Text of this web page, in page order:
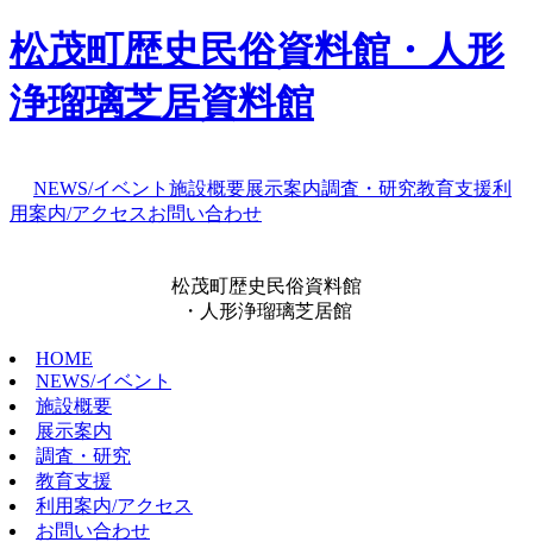
松茂町歴史民俗資料館・人形
浄瑠璃芝居資料館
NEWS/イベント 施設概要展示案内調査・研究教育支援利
用案内/アクセスお問い合わせ
松茂町歴史民俗資料館
・人形浄瑠璃芝居館
HOME
NEWS/イベント
施設概要
展示案内
調査・研究
教育支援
利用案内/アクセス
お問い合わせ